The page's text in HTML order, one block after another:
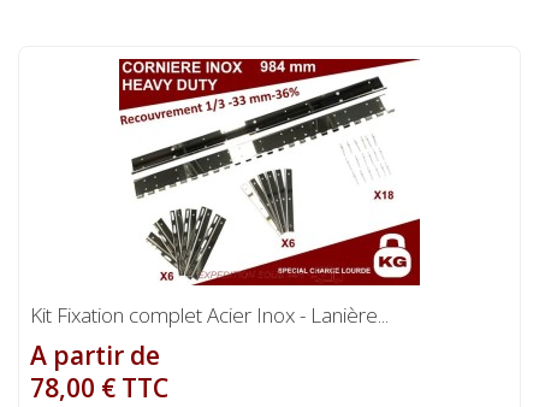
Kit Fixation complet Acier Inox - Lanière...
A partir de
78,00 € TTC